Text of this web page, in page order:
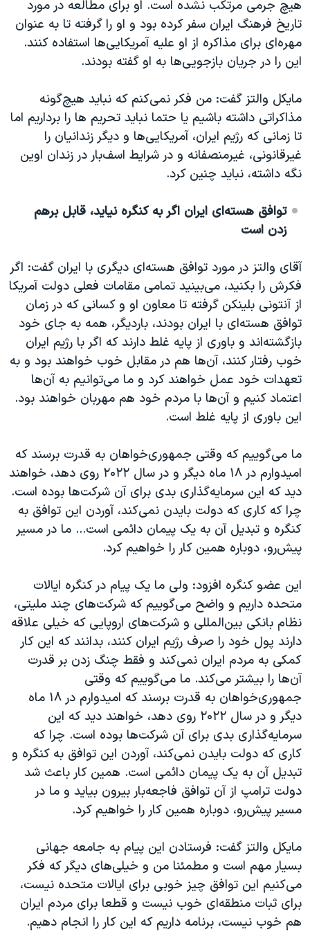
هیچ جرمی مرتکب نشده است. او برای مطالعه در مورد
تاریخ فرهنگ ایران سفر کرده بود و او را گرفته تا به عنوان
مهره‌ای برای مذاکره از او علیه آمریکایی‌ها استفاده کنند.
این را در جریان بازجویی‌ها به او گفته بودند.
مایکل والتز گفت: من فکر نمی‌کنم که نباید هیچ‌گونه
مذاکراتی داشته باشیم یا حتما نباید تحریم ها را برداریم اما
تا زمانی که رژیم ایران، آمریکایی‌ها و دیگر زندانیان را
غیرقانونی، غیرمنصفانه و در شرایط اسف‌بار در زندان اوین
نگه داشته، نباید چنین کرد.
توافق هسته‌ای ایران اگر به کنگره نیاید، قابل برهم
زدن است
آقای والتز در مورد توافق هسته‌ای‌ دیگری با ایران گفت: اگر
فکرش را بکنید، می‌بینید تمامی مقامات فعلی دولت آمریکا
از آنتونی بلینکن گرفته تا معاون او و کسانی که در زمان
توافق هسته‌ای با ایران بودند، باردیگر، همه به جای خود
بازگشته‌اند و باوری از پایه غلط دارند که اگر با رژیم ایران
خوب رفتار کنند، آن‌ها هم در مقابل خوب خواهند بود و به
تعهدات خود عمل خواهند کرد و ما می‌توانیم به آن‌ها
اعتماد کنیم و آن‌ها با مردم خود هم مهربان خواهند بود.
این باوری از پایه غلط است.
ما می‌گوییم که وقتی جمهوری‌خواهان به قدرت برسند که
امیدوارم در ۱۸ ماه دیگر و در سال ۲۰۲۲ روی دهد، خواهند
دید که این سرمایه‌گذاری بدی برای آن‌ شرکت‌ها بوده است.
چرا که کاری که دولت بایدن نمی‌کند، آوردن این توافق به
کنگره و تبدیل آن به یک پیمان دائمی است... ما در مسیر
پیش‌رو، دوباره همین کار را خواهیم کرد.
این عضو کنگره افزود: ولی ما یک پیام در کنگره ایالات
متحده داریم و واضح می‌گوییم که شرکت‌های چند ملیتی،
نظام بانکی بین‌المللی و شرکت‌های اروپایی که خیلی علاقه
دارند پول خود را صرف رژیم ایران کنند، بدانند که این کار
کمکی به مردم ایران نمی‌کند و فقط چنگ زدن بر قدرت
آن‌ها را بیشتر می‌کند. ما می‌گوییم که وقتی
جمهوری‌خواهان به قدرت برسند که امیدوارم در ۱۸ ماه
دیگر و در سال ۲۰۲۲ روی دهد، خواهند دید که این
سرمایه‌گذاری بدی برای آن‌ شرکت‌ها بوده است. چرا که
کاری که دولت بایدن نمی‌کند، آوردن این توافق به کنگره و
تبدیل آن به یک پیمان دائمی است. همین کار باعث شد
دولت ترامپ از آن توافق فاجعه‌بار بیرون بیاید و ما در
مسیر پیش‌رو، دوباره همین کار را خواهیم کرد.
مایکل والتز گفت: فرستادن این پیام به جامعه جهانی
بسیار مهم است و مطمئنا من و خیلی‌های دیگر که فکر
می‌کنیم این توافق چیز خوبی برای ایالات متحده نیست،
برای ثبات منطقه‌ای خوب نیست و قطعا برای مردم ایران
هم خوب نیست، برنامه داریم که این کار را انجام دهیم.